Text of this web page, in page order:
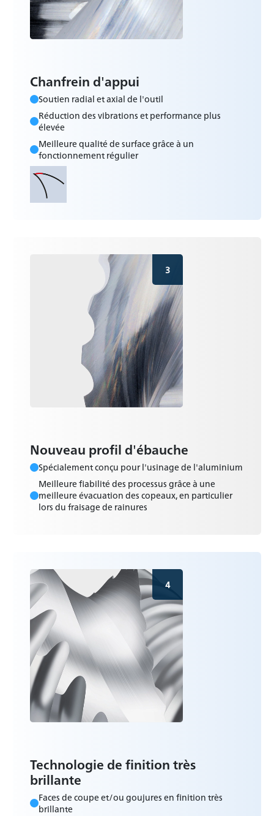
Chanfrein d'appui
Soutien radial et axial de l'outil
Réduction des vibrations et performance plus
élevée
Meilleure qualité de surface grâce à un
fonctionnement régulier
3
Nouveau profil d'ébauche
Spécialement conçu pour l'usinage de l'aluminium
Meilleure fiabilité des processus grâce à une
meilleure évacuation des copeaux, en particulier
lors du fraisage de rainures
4
Technologie de finition très
brillante
Faces de coupe et/ou goujures en finition très
brillante